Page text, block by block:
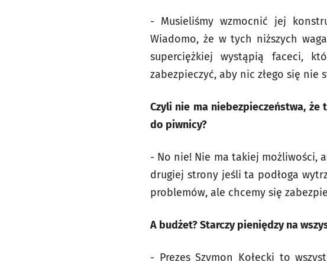
- Musieliśmy wzmocnić jej
Wiadomo, że w tych niższych
superciężkiej wystąpią faceci,
zabezpieczyć, aby nic złego się nie
Czyli nie ma niebezpieczeństwa,
do piwnicy?
- No nie! Nie ma takiej możliwości,
drugiej strony jeśli ta podłoga
problemów, ale chcemy się
A budżet? Starczy pieniędzy na
- Prezes Szymon Kołecki to